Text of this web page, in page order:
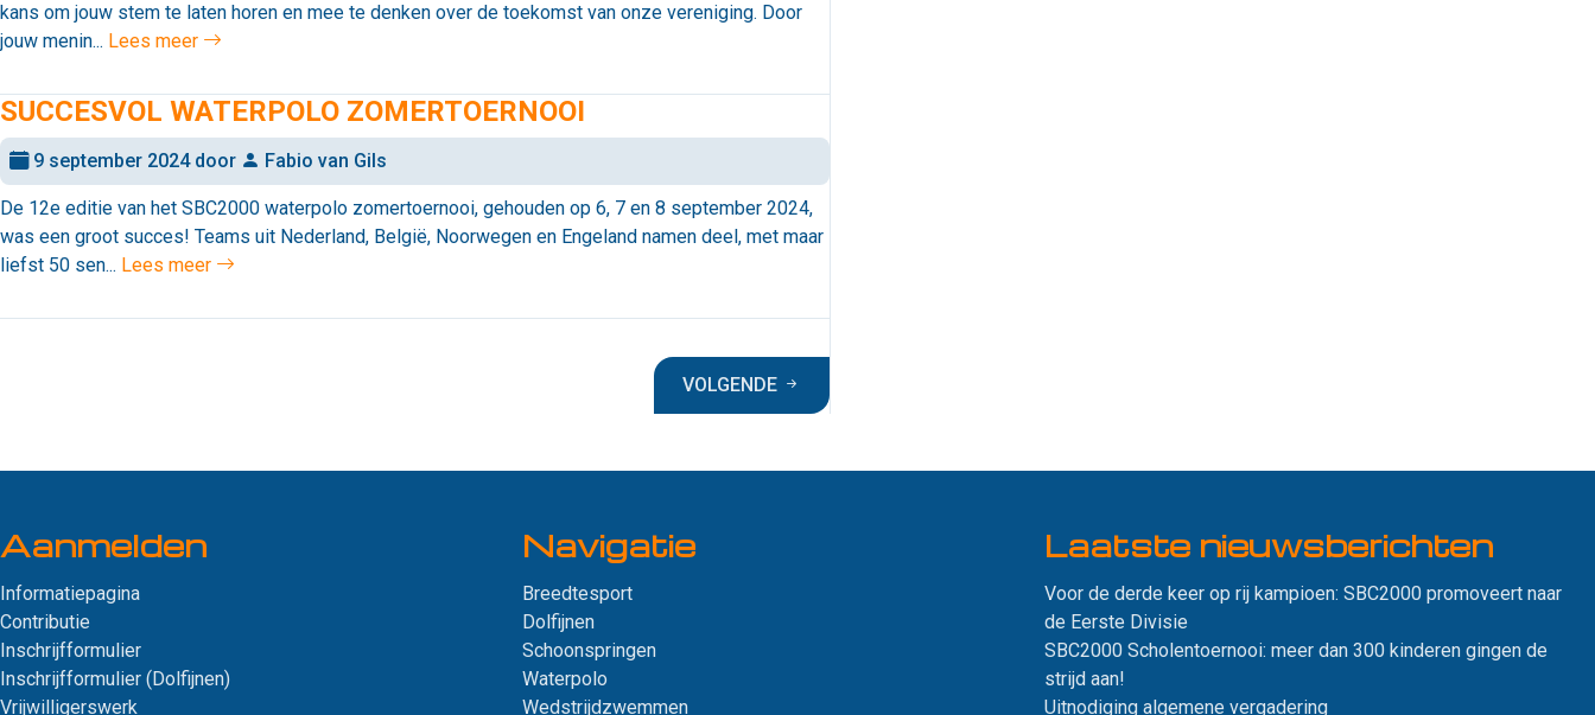
kans om jouw stem te laten horen en mee te denken over de toekomst van onze vereniging. Door
jouw menin... Lees meer
SUCCESVOL WATERPOLO ZOMERTOERNOOI
9 september 2024 door Fabio van Gils
De 12e editie van het SBC2000 waterpolo zomertoernooi, gehouden op 6, 7 en 8 september 2024,
was een groot succes! Teams uit Nederland, België, Noorwegen en Engeland namen deel, met maar
liefst 50 sen... Lees meer
VOLGENDE
Aanmelden
Informatiepagina
Contributie
Inschrijfformulier
Inschrijfformulier (Dolfijnen)
Vrijwilligerswerk
Navigatie
Breedtesport
Dolfijnen
Schoonspringen
Waterpolo
Wedstrijdzwemmen
Laatste nieuws­berichten
Voor de derde keer op rij kampioen: SBC2000 promoveert naar
de Eerste Divisie
SBC2000 Scholentoernooi: meer dan 300 kinderen gingen de
strijd aan!
Uitnodiging algemene vergadering